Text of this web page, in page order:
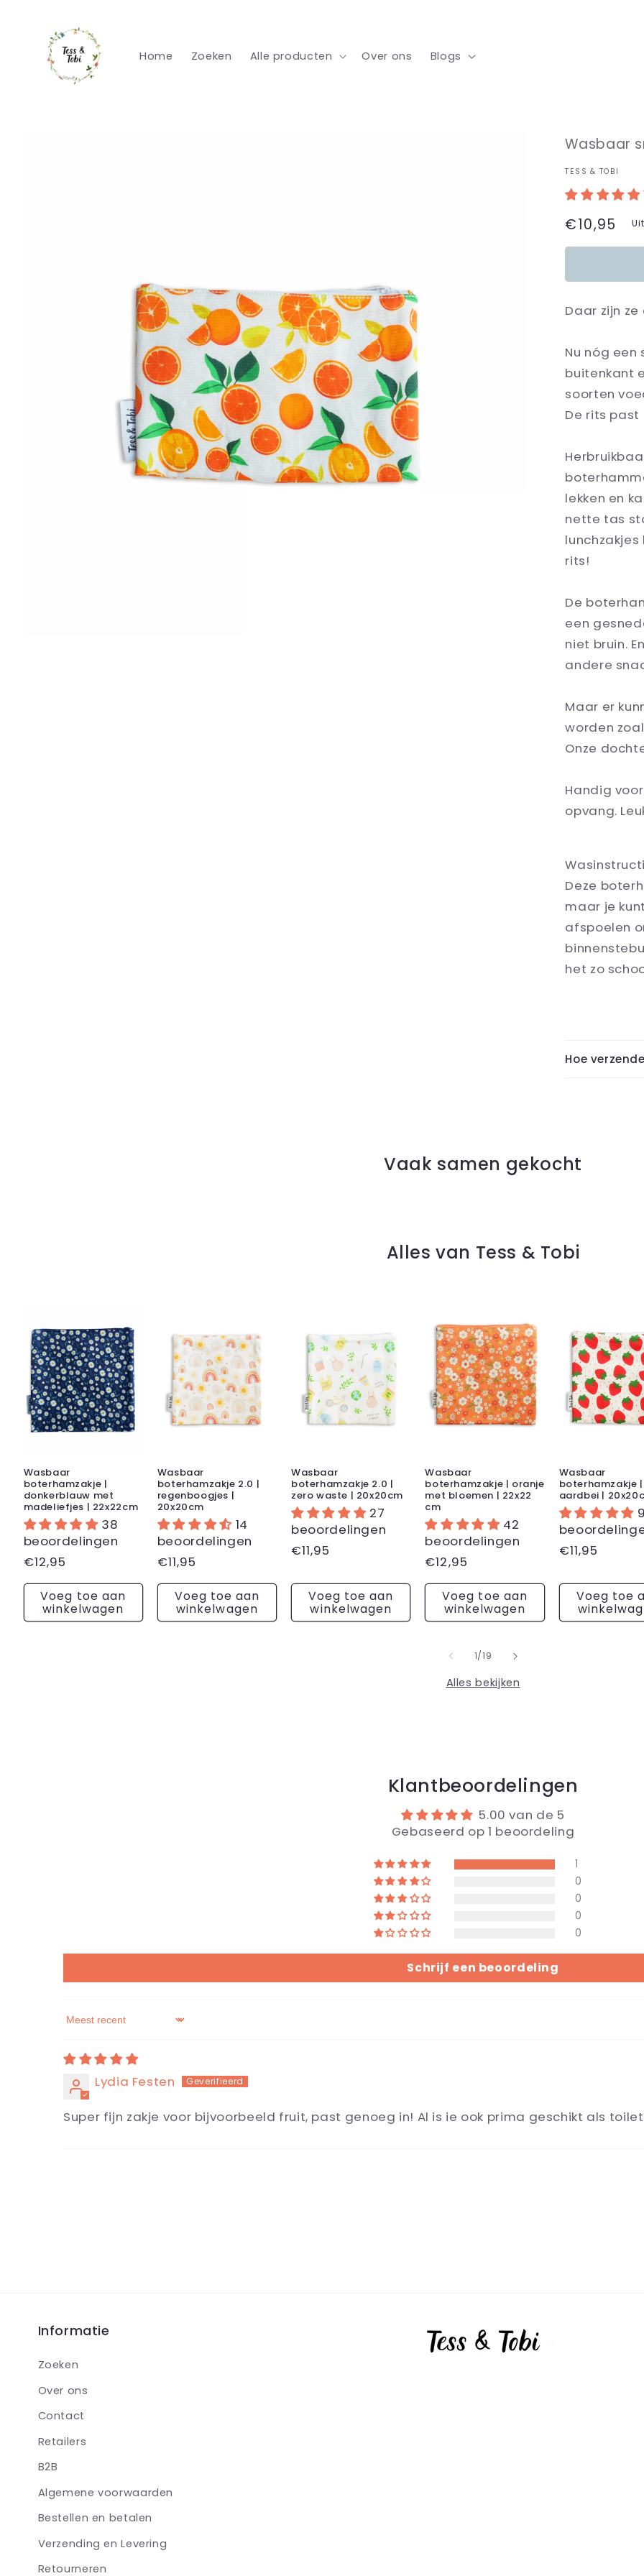
content
Home Zoeken Alle producten Over ons Blogs
Wasbaar
TESS & TOBI
Normale
prijs
€10,95
Daar zijn
Nu nóg een
buitenkant
soorten
De rits past
lekken en
nette tas
rits!
De
een
niet bruin.
andere
Maar er
worden
Onze
Handig
opvang.
Deze
maar je
afspoelen
het zo
Hoe
Vaak samen gekocht
Alles van Tess & Tobi
Wasbaar
boterhamzakje |
donkerblauw met
madeliefjes | 22x22cm
38
beoordelingen
Normale
prijs
€12,95
Voeg toe aan
winkelwagen
Wasbaar
boterhamzakje 2.0 |
regenboogjes |
20x20cm
14
beoordelingen
Normale
prijs
€11,95
Voeg toe aan
winkelwagen
Wasbaar
boterhamzakje 2.0 |
zero waste | 20x20cm
27
beoordelingen
Normale
€11,95
Voeg toe aan
winkelwagen
Wasbaar
boterhamzakje | oranje
met bloemen | 22x22
cm
42
beoordelingen
Normale
prijs
€12,95
Voeg toe aan
winkelwagen
Wasbaar
boterhamzakje |
aardbei |
9
Normale
€11,95
Voeg toe
1/van
19
Alles bekijken
Klantbeoordelingen
5.00 van de 5
Gebaseerd op 1 beoordeling
1
0
0
0
0
Schrijf een beoordeling
Sort by
Lydia Festen
Super fijn zakje voor bijvoorbeeld fruit, past genoeg in! Al is ie ook prima geschikt als
Informatie
Zoeken
Over ons
Contact
Retailers
B2B
Algemene voorwaarden
Bestellen en betalen
Verzending en Levering
Retourneren